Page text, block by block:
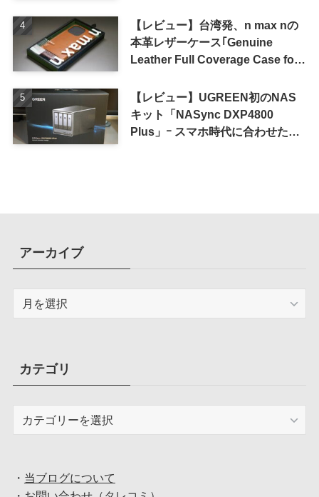
【レビュー】台湾発、n max nの
本革レザーケース｢Genuine
Leather Full Coverage Case for
【レビュー】UGREEN初のNAS
キット「NASync DXP4800
Plus」ｰ スマホ時代に合わせた設
アーカイブ
ブカテゴリ
・ 当ブログについて